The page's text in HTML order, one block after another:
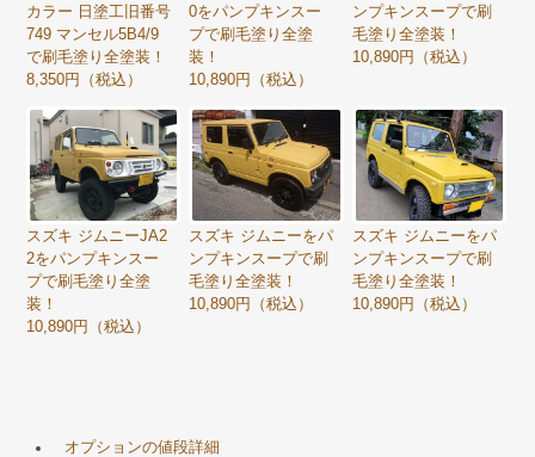
カラー 日塗工旧番号
749 マンセル5B4/9
で刷毛塗り全塗装！
8,350円（税込）
0をパンプキンスー
プで刷毛塗り全塗
装！
10,890円（税込）
ンプキンスープで刷
毛塗り全塗装！
10,890円（税込）
スズキ ジムニーJA2
2をパンプキンスー
プで刷毛塗り全塗
装！
10,890円（税込）
スズキ ジムニーをパ
ンプキンスープで刷
毛塗り全塗装！
10,890円（税込）
スズキ ジムニーをパ
ンプキンスープで刷
毛塗り全塗装！
10,890円（税込）
オプションの値段詳細